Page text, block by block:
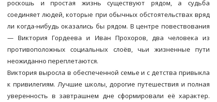
роскошь и простая жизнь существуют рядом, а судьба
соединяет людей, которые при обычных обстоятельствах вряд
ли когда-нибудь оказались бы рядом. В центре повествования
— Виктория Гордеева и Иван Прохоров, два человека из
противоположных социальных слоёв, чьи жизненные пути
неожиданно переплетаются.
Виктория выросла в обеспеченной семье и с детства привыкла
к привилегиям. Лучшие школы, дорогие путешествия и полная
уверенность в завтрашнем дне сформировали её характер.